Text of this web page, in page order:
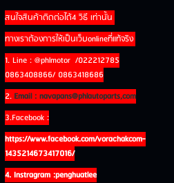
สนใจสินค้าติดต่อได้4 วิธี เท่านั้น
ทางเราต้องการให้เป็นเว็บonlineที่แท้จริง
1. Line : @phlmotor /022212785
0863408866/ 0863418686
2.Email : navapans@phlautoparts,com
3.Facebook :
https://www.facebook.com/vorachakcom-
1435214673417016/
4. Instragram :penghuatlee